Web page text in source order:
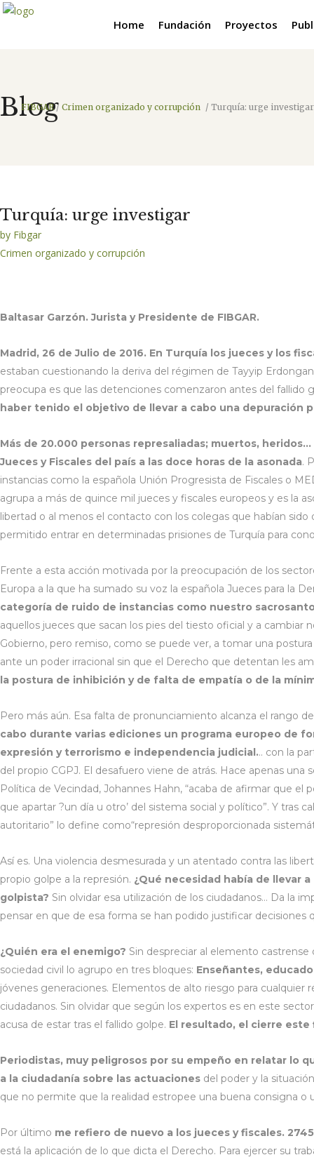
Home Fundación Proyectos
Blog
FIBGAR/ Crimen organizado y corrupción / Turquía: urge investigar
Turquía: urge investigar
by Fibgar
Crimen organizado y corrupción
Baltasar Garzón. Jurista y Presidente de FIBGAR.
Madrid, 26 de Julio de 2016. En Turquía los jueces y los
estaban cuestionando la deriva del régimen de Tayyip
preocupa es que las detenciones comenzaron antes del fallido
haber tenido el objetivo de llevar a cabo una depuración
Más de 20.000 personas represaliadas; muertos,
Jueces y Fiscales del país a las doce horas de la asonada.
instancias como la española Unión Progresista de Fiscales o
agrupa a más de quince mil jueces y fiscales europeos y es la
libertad o al menos el contacto con los colegas que habían
permitido entrar en determinadas prisiones de Turquía para
Frente a esta acción motivada por la preocupación de los
Europa a la que ha sumado su voz la española Jueces para la
categoría de ruido de instancias como nuestro
aquellos jueces que sacan los pies del tiesto oficial y a
Gobierno, pero remiso, como se puede ver, a tomar una
ante un poder irracional sin que el Derecho que detentan les
la postura de inhibición y de falta de empatía o de la
Pero más aún. Esa falta de pronunciamiento alcanza el rango de
cabo durante varias ediciones un programa europeo de
expresión y terrorismo e independencia judicial... con la
del propio CGPJ. El desafuero viene de atrás. Hace apenas
Política de Vecindad, Johannes Hahn, “acaba de afirmar que
que apartar ?un día u otro’ del sistema social y político”. Y tras
autoritario” lo define como“represión desproporcionada
Así es. Una violencia desmesurada y un atentado contra las
propio golpe a la represión. ¿Qué necesidad había de llevar
golpista? Sin olvidar esa utilización de los ciudadanos… Da la
pensar en que de esa forma se han podido justificar decisiones
¿Quién era el enemigo? Sin despreciar al elemento
sociedad civil lo agrupo en tres bloques: Enseñantes,
jóvenes generaciones. Elementos de alto riesgo para
ciudadanos. Sin olvidar que según los expertos es en este
acusa de estar tras el fallido golpe. El resultado, el cierre este
Periodistas, muy peligrosos por su empeño en relatar lo
a la ciudadanía sobre las actuaciones del poder y la
que no permite que la realidad estropee una buena consigna o
Por último me refiero de nuevo a los jueces y fiscales.
está la aplicación de lo que dicta el Derecho. Para ejercer su